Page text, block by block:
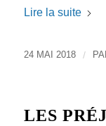
Lire la suite
24 MAI 2018 /
LES